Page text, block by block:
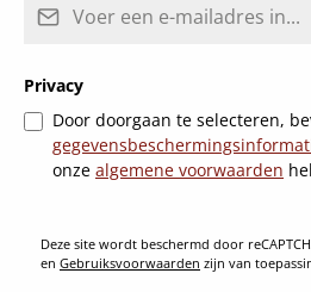
Privacy
Door doorgaan te selecteren,
onze algemene voorwaarden
Deze site wordt beschermd door
en Gebruiksvoorwaarden zijn van